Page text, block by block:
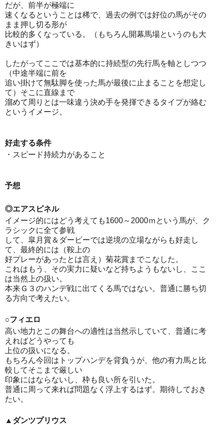
だが、前半が極端に
速くなるということは稀で、過去の例では好位の馬がその
まま押し切る形が
比較的多くなっている。（もちろん開幕馬場というのも大
きいはず）
したがってここでは基本的に持続型の先行馬を軸としつつ
（中途半端に前を
追い掛けて無駄脚を使った馬が最後に止まることを想定し
て）そこに直線まで
溜めて周りとは一味違う決め手を発揮できるタイプが絡む
というイメージ。
好走する条件
・スピード持続力があること
予想
◎エアスピネル
イメージ的にはどう考えても1600～2000ｍという馬が、ク
ラシックに全て参戦
して、皐月賞＆ダービーでは逆境の立場ながらも好走し
て、最終的には（鞍上の
好プレーがあったとは言え）菊花賞までこなした。
これはもう、その実力に疑いなど持ちようもないし、ここ
は当然上の扱い。
本来Ｇ３のハンデ戦に出てくる馬ではない。普通に勝ち切
る方向で考えたい。
○フィエロ
高い地力とこの舞台への適性は当然示していて、普通に考
えればどうやっても
上位の扱いになる。
もちろん今回はトップハンデを背負うが、他の有力馬と比
較してそこまで厳しい
印象にはならないし、枠も良い所を引いた。
普通に周って来れば問題なく浮上するはず。期待しておき
たい。
▲ダンツプリウス